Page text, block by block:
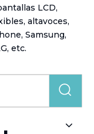
LCD,
altavoces,
Samsung,
etc.